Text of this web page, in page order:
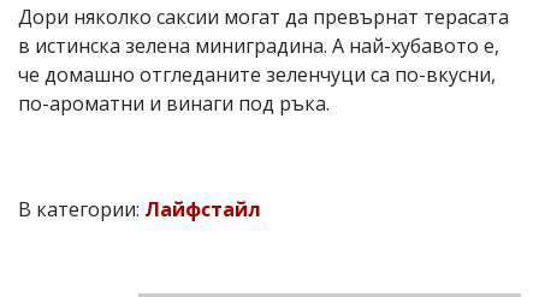
Дори няколко саксии могат да превърнат терасата
в истинска зелена миниградина. А най-хубавото е,
че домашно отгледаните зеленчуци са по-вкусни,
по-ароматни и винаги под ръка.
В категории: Лайфстайл